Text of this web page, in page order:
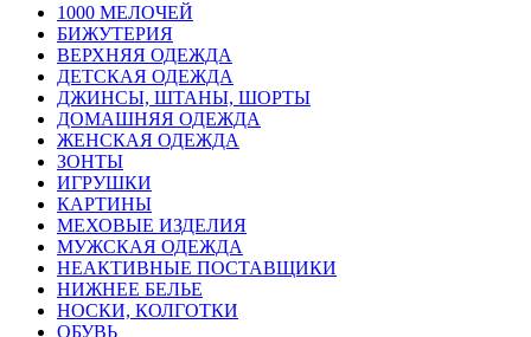
1000 МЕЛОЧЕЙ
БИЖУТЕРИЯ
ВЕРХНЯЯ ОДЕЖДА
ДЕТСКАЯ ОДЕЖДА
ДЖИНСЫ, ШТАНЫ, ШОРТЫ
ДОМАШНЯЯ ОДЕЖДА
ЖЕНСКАЯ ОДЕЖДА
ЗОНТЫ
ИГРУШКИ
КАРТИНЫ
МЕХОВЫЕ ИЗДЕЛИЯ
МУЖСКАЯ ОДЕЖДА
НЕАКТИВНЫЕ ПОСТАВЩИКИ
НИЖНЕЕ БЕЛЬЕ
НОСКИ, КОЛГОТКИ
ОБУВЬ